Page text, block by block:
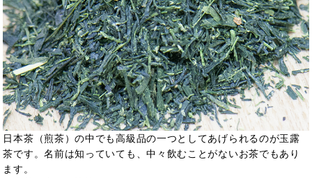
日本茶（煎茶）の中でも高級品の一つとしてあげられるのが玉露
茶です。名前は知っていても、中々飲むことがないお茶でもあり
ます。